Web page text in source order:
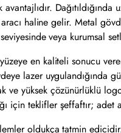
haline gelir. Metal
veya kurumsal
en kaliteli sonucu
lazer uygulandığında
ve yüksek çözünürlüklü
için teklifler şeffaftır;
oldukça tatmin